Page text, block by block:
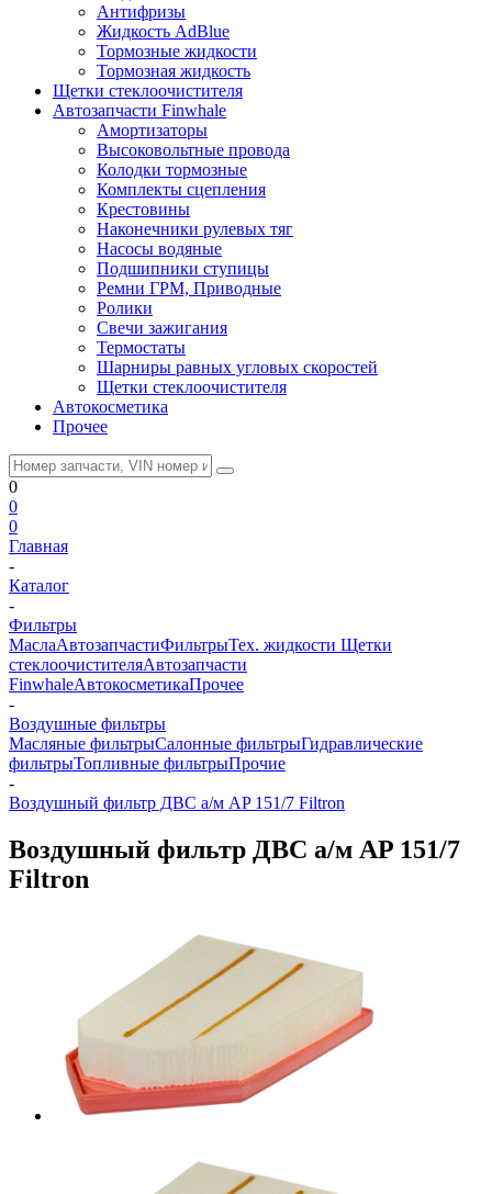
Антифризы
Жидкость AdBlue
Тормозные жидкости
Тормозная жидкость
Щетки стеклоочистителя
Автозапчасти Finwhale
Амортизаторы
Высоковольтные провода
Колодки тормозные
Комплекты сцепления
Крестовины
Наконечники рулевых тяг
Насосы водяные
Подшипники ступицы
Ремни ГРМ, Приводные
Ролики
Свечи зажигания
Термостаты
Шарниры равных угловых скоростей
Щетки стеклоочистителя
Автокосметика
Прочее
0
0
0
Главная
-
Каталог
-
Фильтры
МаслаАвтозапчастиФильтрыТех. жидкости Щетки
стеклоочистителяАвтозапчасти
FinwhaleАвтокосметикаПрочее
-
Воздушные фильтры
Масляные фильтрыСалонные фильтрыГидравлические
фильтрыТопливные фильтрыПрочие
-
Воздушный фильтр ДВС а/м AP 151/7 Filtron
Воздушный фильтр ДВС а/м AP 151/7
Filtron